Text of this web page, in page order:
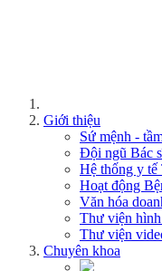
Giới thiệu
Sứ mệnh -
Đội ngũ Bác
Hệ thống y
Hoạt động
Văn hóa
Thư viện hình
Thư viện
Chuyên khoa